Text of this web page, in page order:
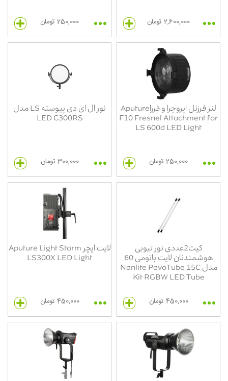
2,600,000 تومان 250,000 تومان
لنز فرزنل اپروچر| و فرزاAputure
F10 Fresnel Attachment for
LS 600d LED Light
250,000 تومان
نور ال ای دی پیوسته LS مدل
LED C300RS
300,000 تومان
کیت2عددی نور تیوبی
هوشمندنان لایت باتومی 60
مدل Nanlite PavoTube 15C
Kit RGBW LED Tube
450,000 تومان
لایت اپچر Aputure Light Storm
LS300X LED Light
450,000 تومان